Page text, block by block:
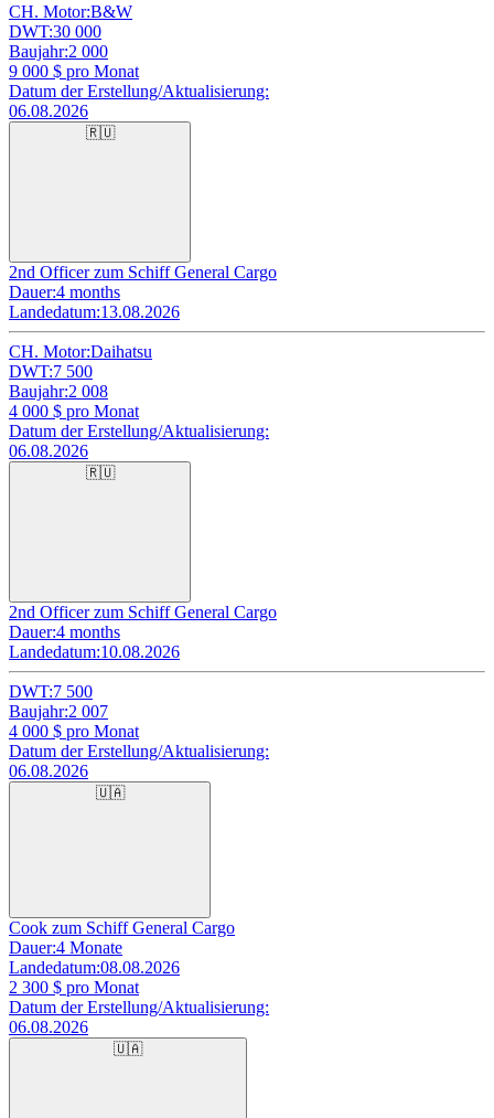
CH. Motor:B&W
DWT:30 000
Baujahr:2 000
9 000 $ pro Monat
Datum der Erstellung/Aktualisierung:
06.08.2026
🇷🇺
2nd Officer zum Schiff General Cargo
Dauer:4 months
Landedatum:13.08.2026
CH. Motor:Daihatsu
DWT:7 500
Baujahr:2 008
4 000 $ pro Monat
Datum der Erstellung/Aktualisierung:
06.08.2026
🇷🇺
2nd Officer zum Schiff General Cargo
Dauer:4 months
Landedatum:10.08.2026
DWT:7 500
Baujahr:2 007
4 000 $ pro Monat
Datum der Erstellung/Aktualisierung:
06.08.2026
🇺🇦
Cook zum Schiff General Cargo
Dauer:4 Monate
Landedatum:08.08.2026
2 300 $ pro Monat
Datum der Erstellung/Aktualisierung:
06.08.2026
🇺🇦